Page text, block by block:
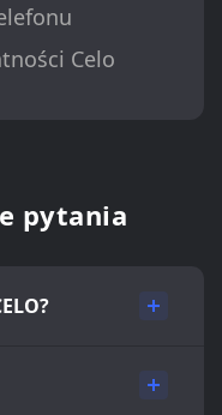
Celo
pytania